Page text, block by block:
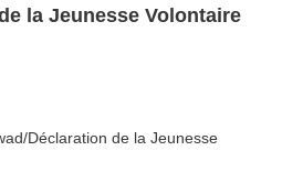
la Jeunesse Volontaire